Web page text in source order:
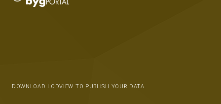
DOWNLOAD LODVIEW TO PUBLISH YOUR DATA